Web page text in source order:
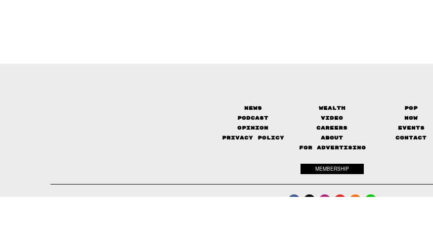
News Wealth
Pop
Podcast
Video
Now
Opinion
Careers
Events
Privacy Policy
About
Contact
FOR ADVERTISING
MEMBERSHIP